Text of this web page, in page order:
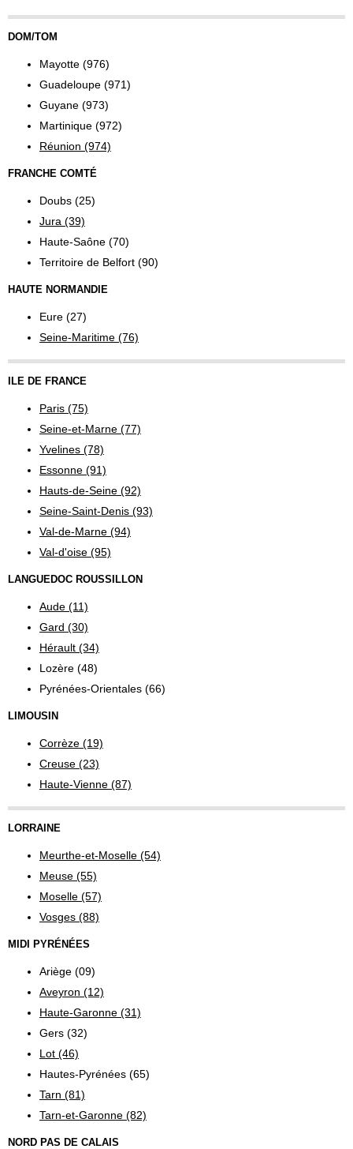
DOM/TOM
Mayotte (976)
Guadeloupe (971)
Guyane (973)
Martinique (972)
Réunion (974)
FRANCHE COMTÉ
Doubs (25)
Jura (39)
Haute-Saône (70)
Territoire de Belfort (90)
HAUTE NORMANDIE
Eure (27)
Seine-Maritime (76)
ILE DE FRANCE
Paris (75)
Seine-et-Marne (77)
Yvelines (78)
Essonne (91)
Hauts-de-Seine (92)
Seine-Saint-Denis (93)
Val-de-Marne (94)
Val-d'oise (95)
LANGUEDOC ROUSSILLON
Aude (11)
Gard (30)
Hérault (34)
Lozère (48)
Pyrénées-Orientales (66)
LIMOUSIN
Corrèze (19)
Creuse (23)
Haute-Vienne (87)
LORRAINE
Meurthe-et-Moselle (54)
Meuse (55)
Moselle (57)
Vosges (88)
MIDI PYRÉNÉES
Ariège (09)
Aveyron (12)
Haute-Garonne (31)
Gers (32)
Lot (46)
Hautes-Pyrénées (65)
Tarn (81)
Tarn-et-Garonne (82)
NORD PAS DE CALAIS